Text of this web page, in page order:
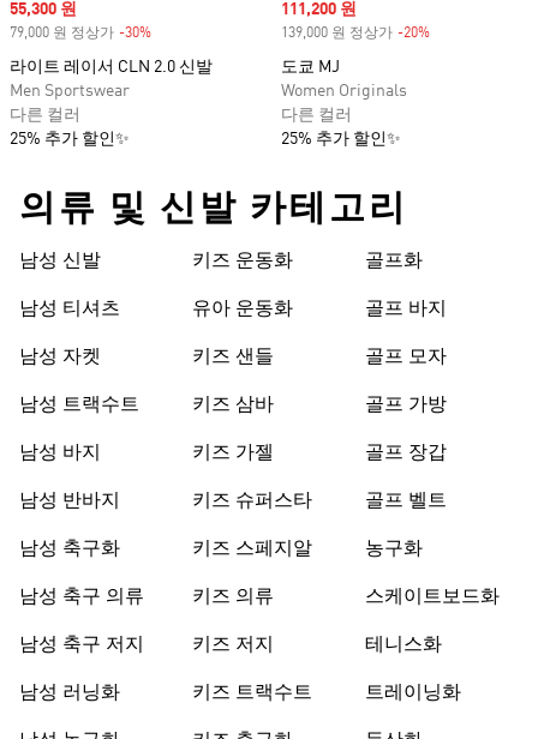
Sale price
55,300 원
79,000 원 정상가 -30%
라이트 레이서 CLN 2.0 신발
Men Sportswear
다른 컬러
25% 추가 할인✨
Sale price
111,200 원
139,000 원 정상가 -20%
도쿄 MJ
Women Originals
다른 컬러
25% 추가 할인✨
의류 및 신발 카테고리
남성 신발
남성 티셔츠
남성 자켓
남성 트랙수트
남성 바지
남성 반바지
남성 축구화
남성 축구 의류
남성 축구 저지
남성 러닝화
키즈 운동화
유아 운동화
키즈 샌들
키즈 삼바
키즈 가젤
키즈 슈퍼스타
키즈 스페지알
키즈 의류
키즈 저지
키즈 트랙수트
골프화
골프 바지
골프 모자
골프 가방
골프 장갑
골프 벨트
농구화
스케이트보드화
테니스화
트레이닝화